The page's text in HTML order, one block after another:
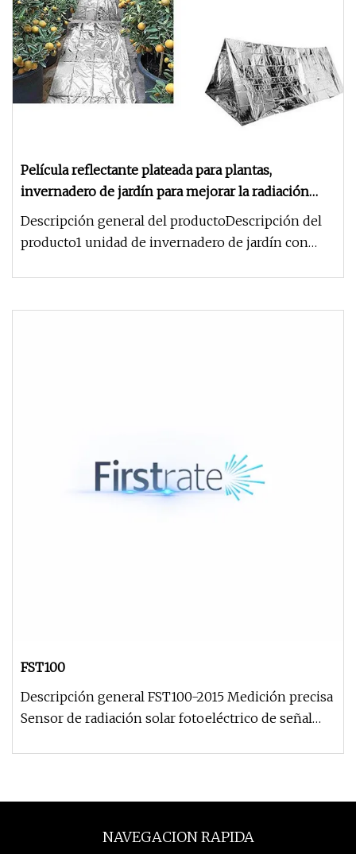
Película reflectante plateada para plantas,
invernadero de jardín para mejorar la radiación
Solar y la distribución, herramienta de jardín
reflectante plateada, 1 ud.
Descripción general del productoDescripción del
producto1 unidad de invernadero de jardín con
FST100
Descripción general FST100-2015 Medición precisa
Sensor de radiación solar fotoeléctrico de señal
NAVEGACION RAPIDA